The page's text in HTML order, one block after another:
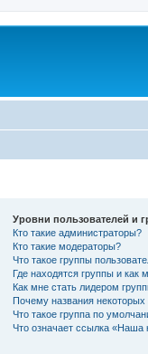
Уровни пользователей и
Кто такие администраторы?
Кто такие модераторы?
Что такое группы
Где находятся группы и как
Как мне стать лидером
Почему названия
Что такое группа по
Что означает ссылка «Наша